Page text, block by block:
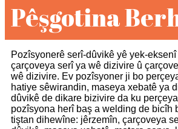
Pêşgotina
Pozîsyonerê serî-dûvikê yê yek-
çarçoveya serî ya wê dizivire û
wê dizivire. Ev pozîsyoner ji bo
hatiye sêwirandin, maseya xebatê ya
dûvikê de dikare bizivire da ku
pozîsyona herî baş a welding de bicîh
tiştan dihewîne: jêrzemîn, çarçoveya